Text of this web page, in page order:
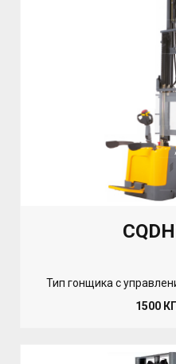
Тип гонщика с
1500